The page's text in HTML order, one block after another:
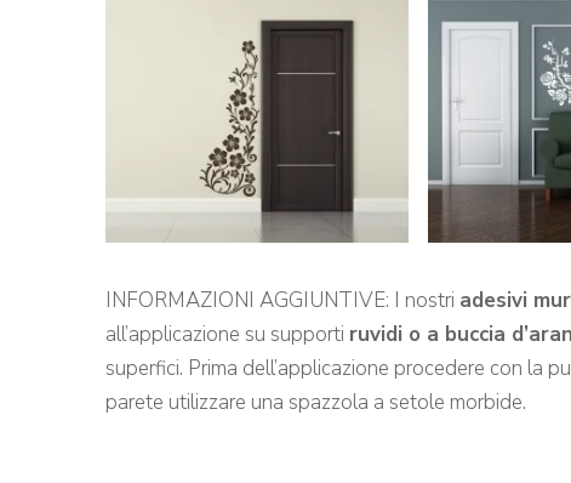
INFORMAZIONI AGGIUNTIVE: I nostri adesivi
all’applicazione su supporti ruvidi o a buccia
superfici. Prima dell’applicazione procedere con la
parete utilizzare una spazzola a setole morbide.